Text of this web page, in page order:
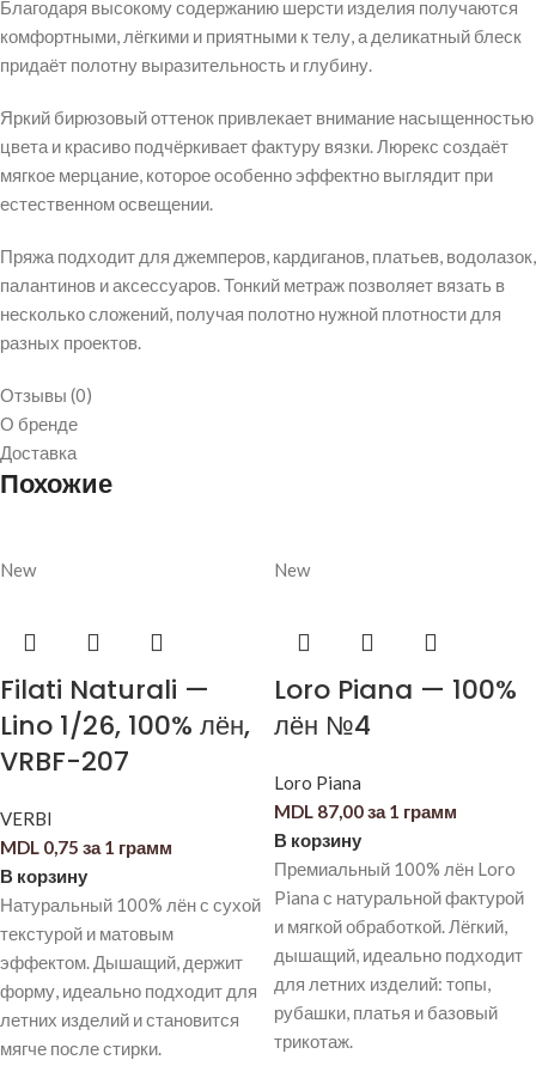
Благодаря высокому содержанию шерсти изделия получаются
комфортными, лёгкими и приятными к телу, а деликатный блеск
придаёт полотну выразительность и глубину.
Яркий бирюзовый оттенок привлекает внимание насыщенностью
цвета и красиво подчёркивает фактуру вязки. Люрекс создаёт
мягкое мерцание, которое особенно эффектно выглядит при
естественном освещении.
Пряжа подходит для джемперов, кардиганов, платьев, водолазок,
палантинов и аксессуаров. Тонкий метраж позволяет вязать в
несколько сложений, получая полотно нужной плотности для
разных проектов.
Отзывы (0)
О бренде
Доставка
Похожие
New
Filati Naturali —
Lino 1/26, 100% лён,
VRBF-207
VERBI
MDL 0,75 за 1 грамм
В корзину
Натуральный 100% лён с сухой
текстурой и матовым
эффектом. Дышащий, держит
форму, идеально подходит для
летних изделий и становится
мягче после стирки.
New
Loro Piana — 100%
лён №4
Loro Piana
MDL 87,00за 1 грамм
В корзину
Премиальный 100% лён Loro
Piana с натуральной фактурой
и мягкой обработкой. Лёгкий,
дышащий, идеально подходит
для летних изделий: топы,
рубашки, платья и базовый
трикотаж.